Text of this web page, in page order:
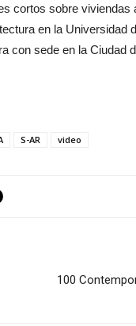
cortos sobre
en la Universidad
con sede en la Ciudad
S-AR video
100